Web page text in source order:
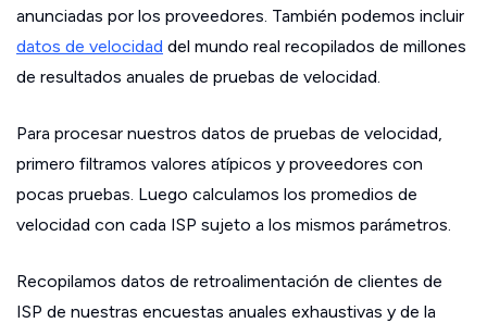
anunciadas por los proveedores. También podemos incluir
datos de velocidad del mundo real recopilados de millones
de resultados anuales de pruebas de velocidad.
Para procesar nuestros datos de pruebas de velocidad,
primero filtramos valores atípicos y proveedores con
pocas pruebas. Luego calculamos los promedios de
velocidad con cada ISP sujeto a los mismos parámetros.
Recopilamos datos de retroalimentación de clientes de
ISP de nuestras encuestas anuales exhaustivas y de la